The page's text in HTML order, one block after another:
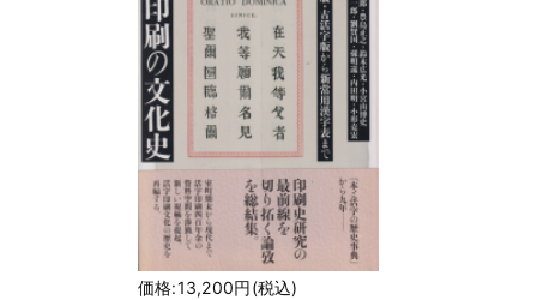
価格:13,200円(税込)